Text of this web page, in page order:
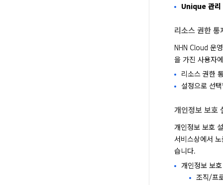
Unique 관리
리소스 권한
NHN Cloud 운
을 가진 사용자
리소스 권한
설정으로 선
개인정보 보호
개인정보 보호
서비스상에서
습니다.
개인정보 보
조직/프